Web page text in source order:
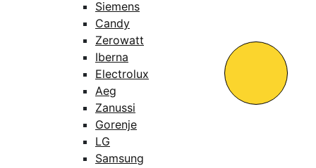
Siemens
Candy
Zerowatt
Iberna
Electrolux
Aeg
Zanussi
Gorenje
LG
Samsung